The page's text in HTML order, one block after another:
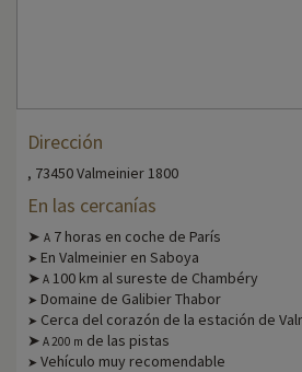
Dirección
, 73450 Valmeinier 1800
En las cercanías
➤ A 7 horas en coche de París
➤ En Valmeinier en Saboya
➤ A 100 km al sureste de Chambéry
➤ Domaine de Galibier Thabor
➤ Cerca del corazón de la estación de
➤ A 200 m de las pistas
➤ Vehículo muy recomendable